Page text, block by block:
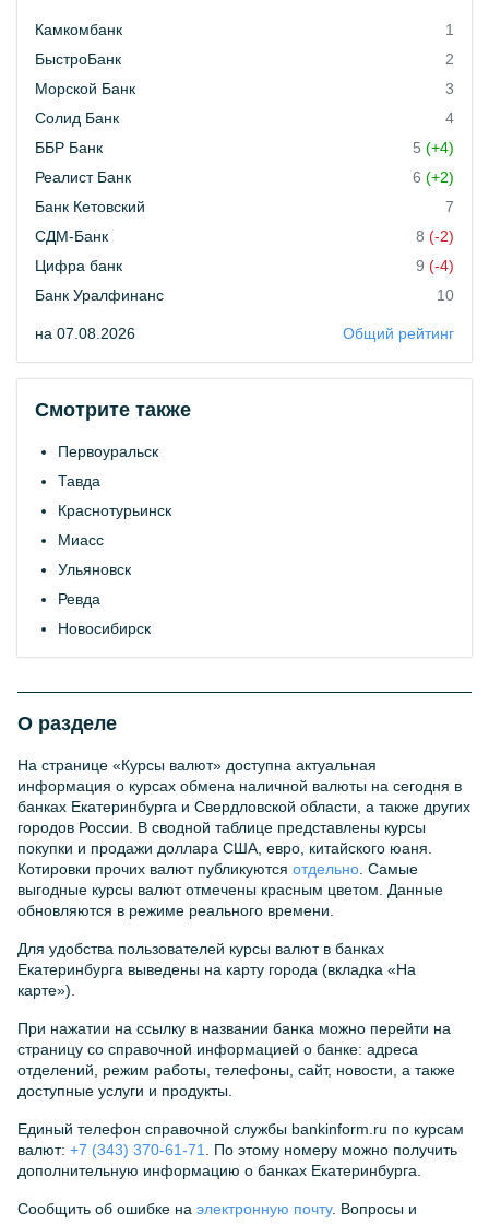
Камкомбанк
1
БыстроБанк
2
Морской Банк
3
Солид Банк
4
ББР Банк
5 (+4)
Реалист Банк
6 (+2)
Банк Кетовский
7
СДМ-Банк
8 (-2)
Цифра банк
9 (-4)
Банк Уралфинанс
10
на 07.08.2026 Общий рейтинг
Смотрите также
Первоуральск
Тавда
Краснотурьинск
Миасс
Ульяновск
Ревда
Новосибирск
О разделе
На странице «Курсы валют» доступна актуальная
информация о курсах обмена наличной валюты на сегодня в
банках Екатеринбурга и Свердловской области, а также других
городов России. В сводной таблице представлены курсы
покупки и продажи доллара США, евро, китайского юаня.
Котировки прочих валют публикуются отдельно . Самые
выгодные курсы валют отмечены красным цветом. Данные
обновляются в режиме реального времени.
Для удобства пользователей курсы валют в банках
Екатеринбурга выведены на карту города (вкладка «На
карте»).
При нажатии на ссылку в названии банка можно перейти на
страницу со справочной информацией о банке: адреса
отделений, режим работы, телефоны, сайт, новости, а также
доступные услуги и продукты.
Единый телефон справочной службы bankinform.ru по курсам
валют: +7 (343) 370-61-71
. По этому номеру можно получить
дополнительную информацию о банках Екатеринбурга.
Сообщить об ошибке на электронную почту. Вопросы и